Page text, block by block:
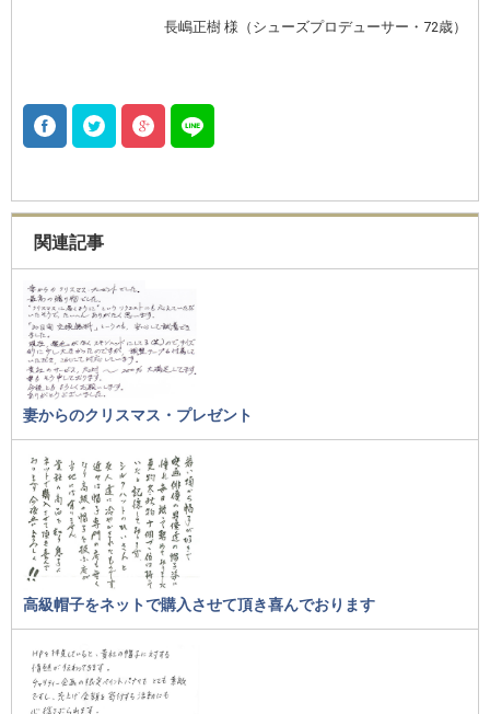
長嶋正樹 様（シューズプロデューサー・72歳）
関連記事
妻からのクリスマス・プレゼント
高級帽子をネットで購入させて頂き喜んでおります